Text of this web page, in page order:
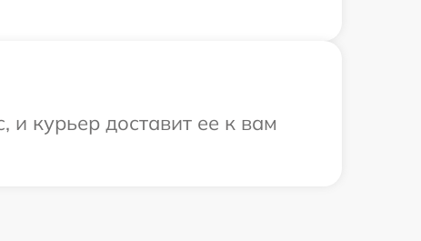
курьер доставит ее к вам